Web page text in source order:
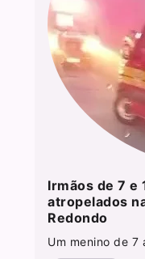
Irmãos de 7 e
atropelados
Redondo
Um menino de 7